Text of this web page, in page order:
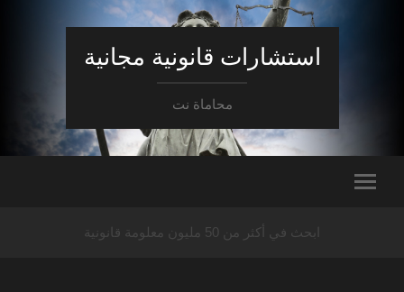
استشارات قانونية مجانية
محاماة نت
ابحث في أكثر من 50 مليون معلومة قانونية